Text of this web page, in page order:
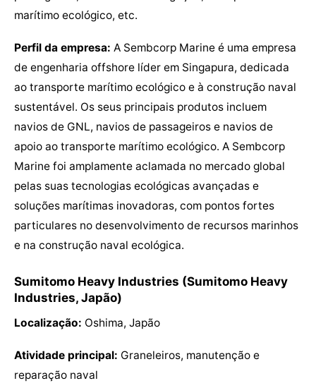
marítimo ecológico, etc.
Perfil da empresa: A Sembcorp Marine é uma empresa
de engenharia offshore líder em Singapura, dedicada
ao transporte marítimo ecológico e à construção naval
sustentável. Os seus principais produtos incluem
navios de GNL, navios de passageiros e navios de
apoio ao transporte marítimo ecológico. A Sembcorp
Marine foi amplamente aclamada no mercado global
pelas suas tecnologias ecológicas avançadas e
soluções marítimas inovadoras, com pontos fortes
particulares no desenvolvimento de recursos marinhos
e na construção naval ecológica.
Sumitomo Heavy Industries (Sumitomo Heavy
Industries, Japão)
Localização: Oshima, Japão
Atividade principal: Graneleiros, manutenção e
reparação naval